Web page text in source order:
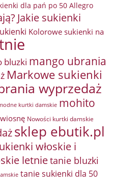
dla pań po 50 Allegro
Jakie sukienki
Kolorowe sukienki na
bluzki mango ubrania
Markowe sukienki
wyprzedaż
kurtki damskie mohito
Nowości kurtki damskie
sklep ebutik.pl
włoskie i
letnietanie bluzki
tanie sukienki dla 50